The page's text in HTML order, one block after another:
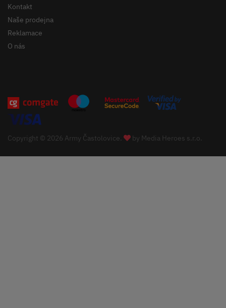
Kontakt
Naše prodejna
Reklamace
O nás
Copyright © 2026 Army Častolovice. by Media Heroes s.r.o.